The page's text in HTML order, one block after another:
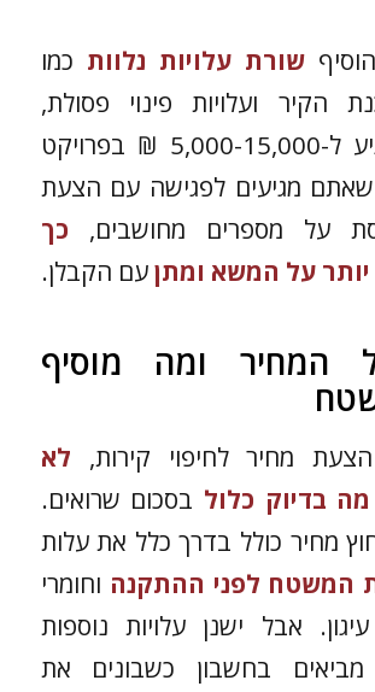
שורת עלויות נלוות כמו
הקיר ועלויות פינוי פסולת,
שיכולות להגיע ל-5,000-15,000 ₪ בפרויקט
מגיעים לפגישה עם הצעת
על מספרים מחושבים, כך
על המשא ומתןעם הקבלן.
המחיר ומה מוסיף
מחיר לחיפוי קירות, לא
בדיוק כלול בסכום שרואים.
חוץ מחיר כולל בדרך כלל את עלות
המשטח לפני ההתקנה וחומרי
אבל ישנן עלויות נוספות
בחשבון כשבונים את